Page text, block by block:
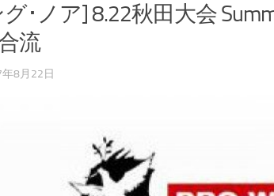
･ノア] 8.22秋田大会
流
年8月22日